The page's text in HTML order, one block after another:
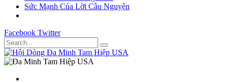
Sức Mạnh Của Lời Cầu Nguyện
Facebook Twitter